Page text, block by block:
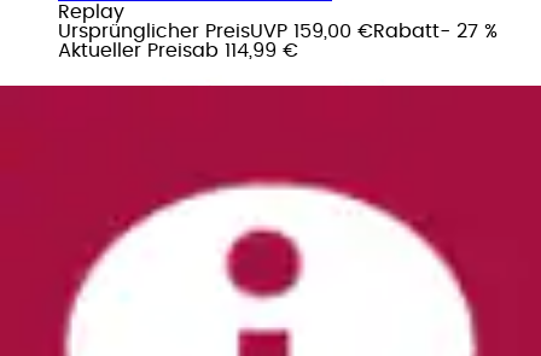
Replay
Ursprünglicher PreisUVP 159,00 €Rabatt- 27 %
Aktueller Preisab 114,99 €